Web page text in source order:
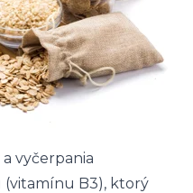
vyčerpania
B3), ktorý